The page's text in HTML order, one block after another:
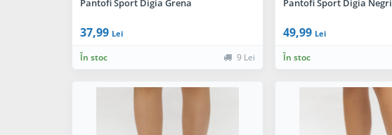
Pantofi Sport Digia Grena
37,99 Lei
În stoc 9 Lei
Pantofi Sport Digia Negri
49,99 Lei
În stoc